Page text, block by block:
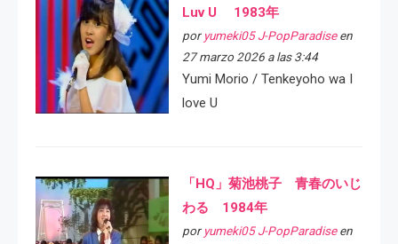
Luv U 1983年
por yumeki05 J-PopParadiseen
27 marzo 2026 a las 3:44
Yumi Morio / Tenkeyoho wa I
love U
「HQ」菊池桃子 青春のいじ
わる 1984年
por yumeki05 J-PopParadiseen